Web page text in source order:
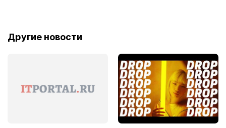
Другие новости